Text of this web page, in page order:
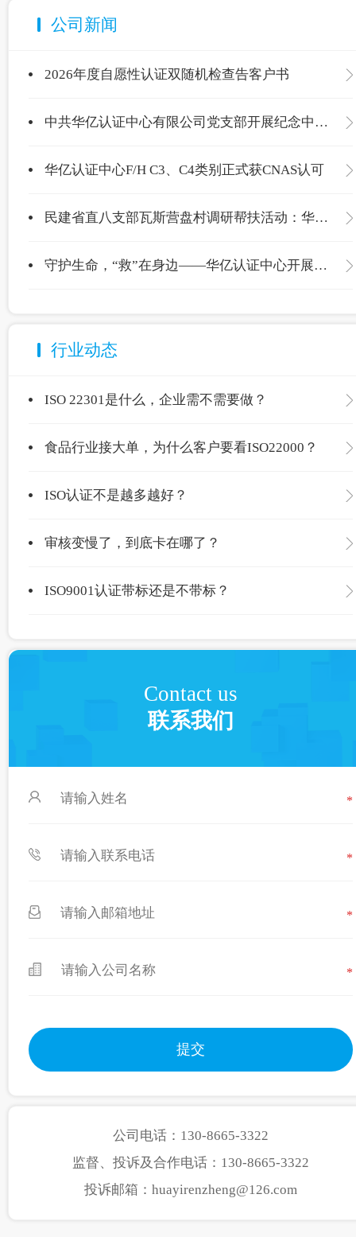
公司新闻
2026年度自愿性认证双随机检查告客户书
中共华亿认证中心有限公司党支部开展纪念中国共产党成立105周年主题党日活动
华亿认证中心F/H C3、C4类别正式获CNAS认可
民建省直八支部瓦斯营盘村调研帮扶活动：华亿认证中心爱心捐赠温暖校园
守护生命，“救”在身边——华亿认证中心开展应急救护专项培训
行业动态
ISO 22301是什么，企业需不需要做？
食品行业接大单，为什么客户要看ISO22000？
ISO认证不是越多越好？
审核变慢了，到底卡在哪了？
ISO9001认证带标还是不带标？
Contact us
联系我们
*
*
*
*
公司电话：130-8665-3322
监督、投诉及合作电话：130-8665-3322
投诉邮箱：huayirenzheng@126.com